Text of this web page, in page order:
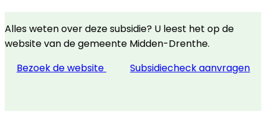
Alles weten over deze subsidie? U leest het op de
website van de gemeente Midden-Drenthe.
Bezoek de website
Subsidiecheck aanvragen